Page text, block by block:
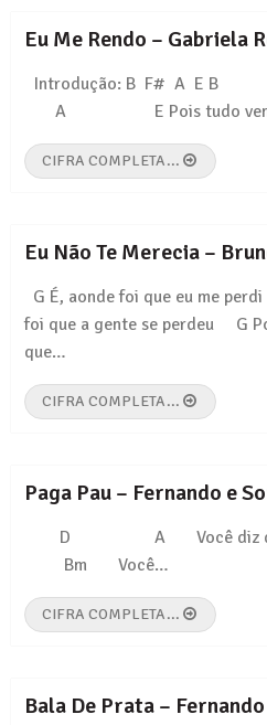
Eu Me Rendo – Gabriela
Introdução: B F# A E B
A E Pois tudo vem
CIFRA COMPLETA...
Eu Não Te Merecia –
G É, aonde foi que
foi que a gente se perdeu G
que…
CIFRA COMPLETA...
Paga Pau – Fernando e
D A Você diz
Bm Você…
CIFRA COMPLETA...
Bala De Prata –